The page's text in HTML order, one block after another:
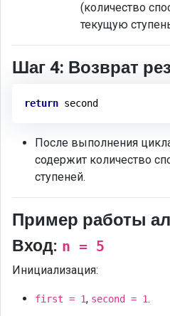
(количество
текущую
Шаг 4: Возврат
return
После выполнения
содержит количество
ступеней.
Пример работы
Вход: n = 5
Инициализация:
first = 1, second = 1.